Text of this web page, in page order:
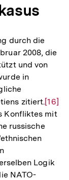
durch die
2008, die
und von
in
zitiert.Zur
[16]
Konfliktes mit
russische
Logik
NATO-